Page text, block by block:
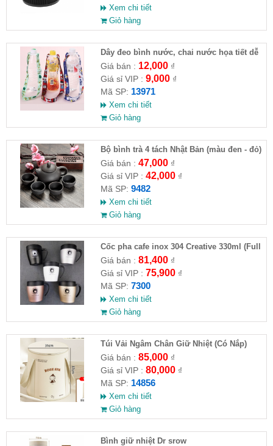
Xem chi tiết
Giỏ hàng
Dây đeo bình nước, chai nước họa tiết dễ
thương
Giá bán : 12,000₫
Giá sỉ VIP : 9,000₫
Mã SP: 13971
Xem chi tiết
Giỏ hàng
Bộ bình trà 4 tách Nhật Bản (màu đen - đỏ)
Giá bán : 47,000₫
Giá sỉ VIP : 42,000₫
Mã SP: 9482
Xem chi tiết
Giỏ hàng
Cốc pha cafe inox 304 Creative 330ml (Full
VAT )
Giá bán : 81,400₫
Giá sỉ VIP : 75,900₫
Mã SP: 7300
Xem chi tiết
Giỏ hàng
Túi Vải Ngâm Chân Giữ Nhiệt (Có Nắp)
Giá bán : 85,000₫
Giá sỉ VIP : 80,000₫
Mã SP: 14856
Xem chi tiết
Giỏ hàng
Bình giữ nhiệt Dr srow